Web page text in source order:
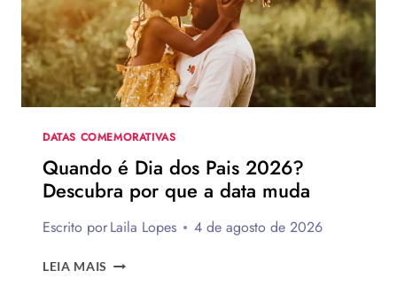
IDEIAS
PARA
TE
INSPIRAR
A
MONTAR
SUA
PRESENTEAR
OU
DATAS COMEMORATIVAS
Quando é Dia dos Pais 2026?
Descubra por que a data muda
Escrito porLaila Lopes 4 de agosto de 2026
LEIA MAIS QUANDO